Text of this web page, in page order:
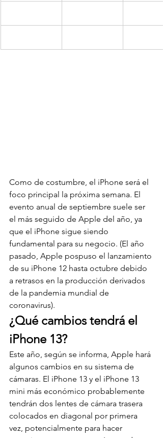
Como de costumbre, el iPhone será el
foco principal la próxima semana. El
evento anual de septiembre suele ser
el más seguido de Apple del año, ya
que el iPhone sigue siendo
fundamental para su negocio. (El año
pasado, Apple pospuso el lanzamiento
de su iPhone 12 hasta octubre debido
a retrasos en la producción derivados
de la pandemia mundial de
coronavirus).
¿Qué cambios tendrá el
iPhone 13?
Este año, según se informa, Apple hará
algunos cambios en su sistema de
cámaras. El iPhone 13 y el iPhone 13
mini más económico probablemente
tendrán dos lentes de cámara trasera
colocados en diagonal por primera
vez, potencialmente para hacer